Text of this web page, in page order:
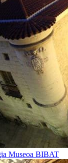
Museoa BIBAT